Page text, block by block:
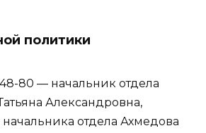
политики
80 — начальник отдела
Александровна,
начальника отдела Ахмедова